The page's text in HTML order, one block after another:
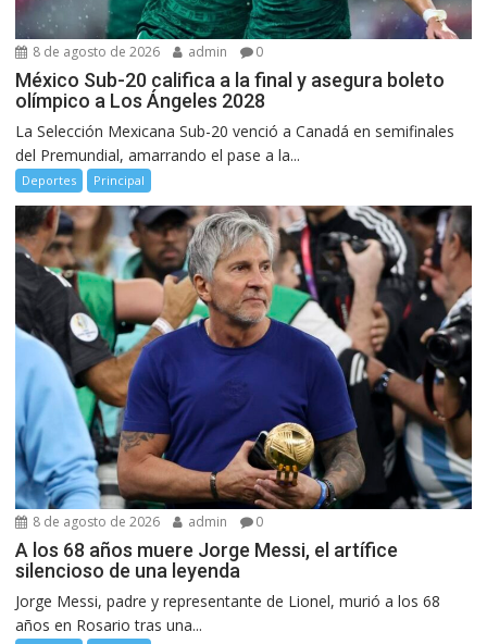
8 de agosto de 2026 admin 0
México Sub-20 califica a la final y asegura boleto
olímpico a Los Ángeles 2028
La Selección Mexicana Sub-20 venció a Canadá en semifinales
del Premundial, amarrando el pase a la...
Deportes Principal
8 de agosto de 2026 admin 0
A los 68 años muere Jorge Messi, el artífice
silencioso de una leyenda
Jorge Messi, padre y representante de Lionel, murió a los 68
años en Rosario tras una...